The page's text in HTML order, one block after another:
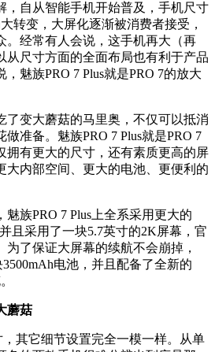
，自从智能手机开始普及，手机尺寸
转变，大屏化逐渐被消费者接受，
。经常有人会说，这手机再大（再
从尺寸方面的全面布局也有利于产品
魅族PRO 7 Plus就是PRO 7的放大
了变大蘑菇的马里奥，不仅可以抵消
准备。魅族PRO 7 Plus就是PRO 7
拥有更大的尺寸，还有素质更高的屏
大内部空间、更大的电池、更便利的
族PRO 7 Plus上全系采用更大的
且采用了一块5.7英寸的2K屏幕，官
了保证大屏幕的续航不会崩掉，
电池，并且配备了全新的
蘑菇
，其它细节设置完全一模一样。从单